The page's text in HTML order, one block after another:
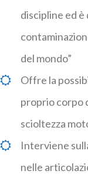
discipline ed
del mondo”
Offre la
proprio corpo
scioltezza
Interviene
nelle